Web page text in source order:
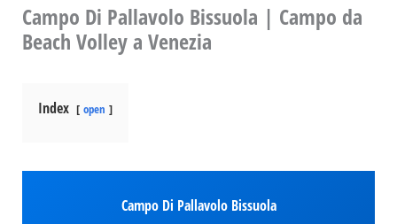
Campo Di Pallavolo Bissuola | Campo da
Beach Volley a Venezia
Index open
Campo Di Pallavolo Bissuola